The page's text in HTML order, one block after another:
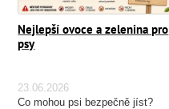
Nejlepší ovoce a zelenina pro
psy
23.06.2026
Co mohou psi bezpečně jíst?